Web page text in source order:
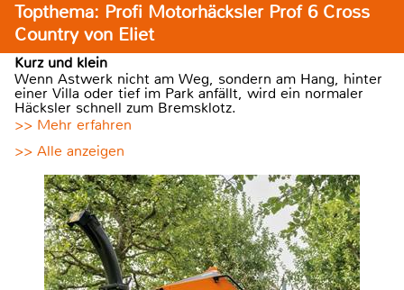
Topthema: Profi Motorhäcksler Prof 6 Cross
Country von Eliet
Kurz und klein
Wenn Astwerk nicht am Weg, sondern am Hang, hinter
einer Villa oder tief im Park anfällt, wird ein normaler
Häcksler schnell zum Bremsklotz.
>> Mehr erfahren
>> Alle anzeigen